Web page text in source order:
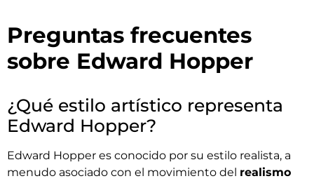
Preguntas frecuentes
sobre Edward Hopper
¿Qué estilo artístico representa
Edward Hopper?
Edward Hopper es conocido por su estilo realista, a
menudo asociado con el movimiento del realismo